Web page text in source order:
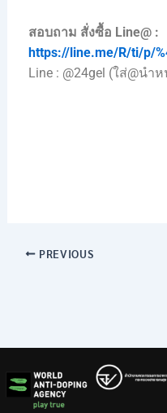
สอบถาม สั่งซื้อ Line@ :
https://line.me/R/ti/p/
Line : @24gel (ใส่@นำ
PREVIOUS